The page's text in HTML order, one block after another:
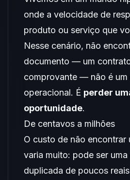
onde a velocidade de
produto ou serviço que
Nesse cenário, não
documento — um
comprovante — não é um
operacional. É perder
oportunidade.
De centavos a milhões
O custo de não encontrar
varia muito: pode ser
duplicada de poucos